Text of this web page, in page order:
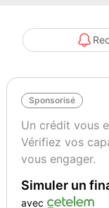
Sponsorisé
Un crédit vous
Vérifiez vos
vous engager.
Simuler un
avec